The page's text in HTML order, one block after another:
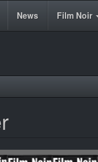
News Film Noir